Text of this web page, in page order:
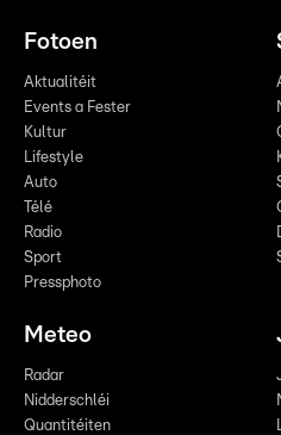
Fotoen
Aktualitéit
Events a Fester
Kultur
Lifestyle
Auto
Télé
Radio
Sport
Pressphoto
Meteo
Radar
Nidderschléi
Quantitéiten